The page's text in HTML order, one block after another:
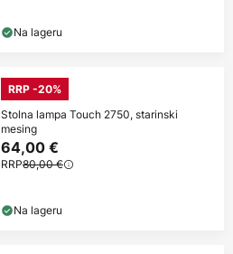
Na lageru
RRP -20%
Stolna lampa Touch 2750, starinski
mesing
64,00 €
RRP80,00 €
Na lageru